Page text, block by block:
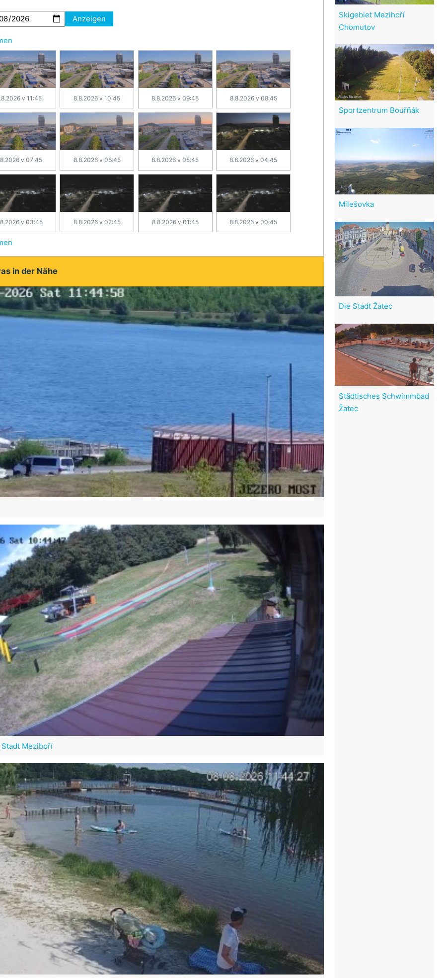
Anzeigen
v 11:45 8.8.2026 v 10:45 8.8.2026 v 09:45 8.8.2026 v 08:45
v 07:45 8.8.2026 v 06:45 8.8.2026 v 05:45 8.8.2026 v 04:45
v 03:45 8.8.2026 v 02:45 8.8.2026 v 01:45 8.8.2026 v 00:45
in der Nähe
Meziboří
Skigebiet Mezihoří
Chomutov
Sportzentrum Bouřňák
Milešovka
Die Stadt Žatec
Städtisches Schwimmbad
Žatec